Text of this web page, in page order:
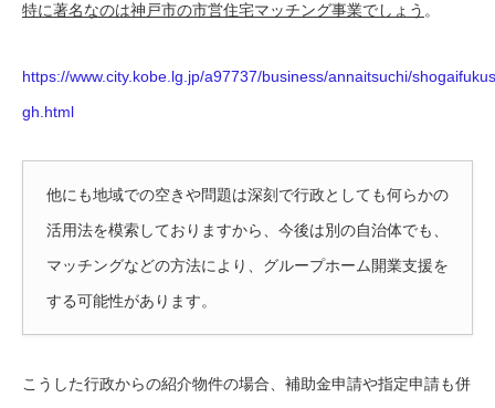
特に著名なのは神戸市の市営住宅マッチング事業でしょう 。
https://www.city.kobe.lg.jp/a97737/business/annaitsuchi/
gh.html
他にも地域での空きや問題は深刻で行政としても何らかの
活用法を模索しておりますから、今後は別の自治体でも、
マッチングなどの方法により、グループホーム開業支援を
する可能性があります。
こうした行政からの紹介物件の場合、補助金申請や指定申請も併